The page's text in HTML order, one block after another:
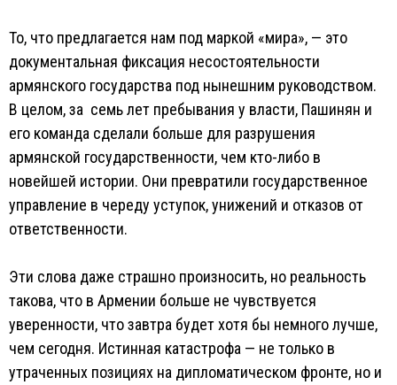
То, что предлагается нам под маркой «мира», — это
документальная фиксация несостоятельности
армянского государства под нынешним руководством.
В целом, за семь лет пребывания у власти, Пашинян и
его команда сделали больше для разрушения
армянской государственности, чем кто-либо в
новейшей истории. Они превратили государственное
управление в череду уступок, унижений и отказов от
ответственности.
Эти слова даже страшно произносить, но реальность
такова, что в Армении больше не чувствуется
уверенности, что завтра будет хотя бы немного лучше,
чем сегодня. Истинная катастрофа — не только в
утраченных позициях на дипломатическом фронте, но и